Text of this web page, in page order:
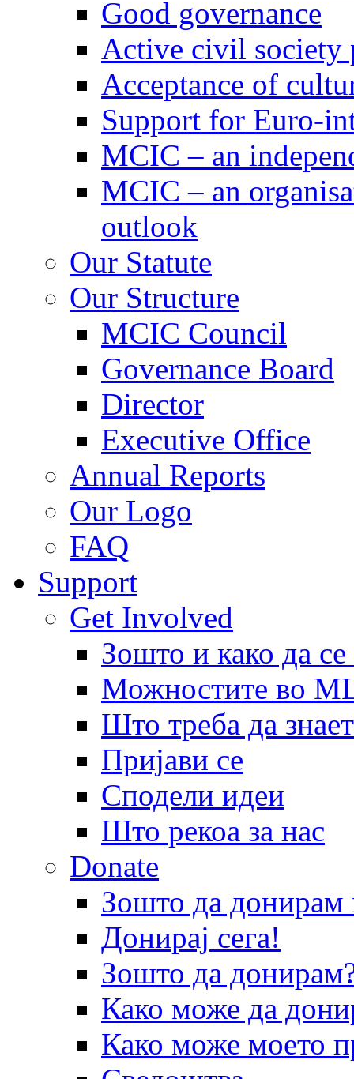
Good governance
Active civil society
Acceptance of
Support for Euro-
MCIC – an
MCIC – an
outlook
Our Statute
Our Structure
MCIC Council
Governance Board
Director
Executive Office
Annual Reports
Our Logo
FAQ
Support
Get Involved
Зошто и како да
Можностите во
Што треба да
Пријави се
Сподели идеи
Што рекоа за нас
Donate
Зошто да
Донирај сега!
Зошто да
Како може да
Како може моето